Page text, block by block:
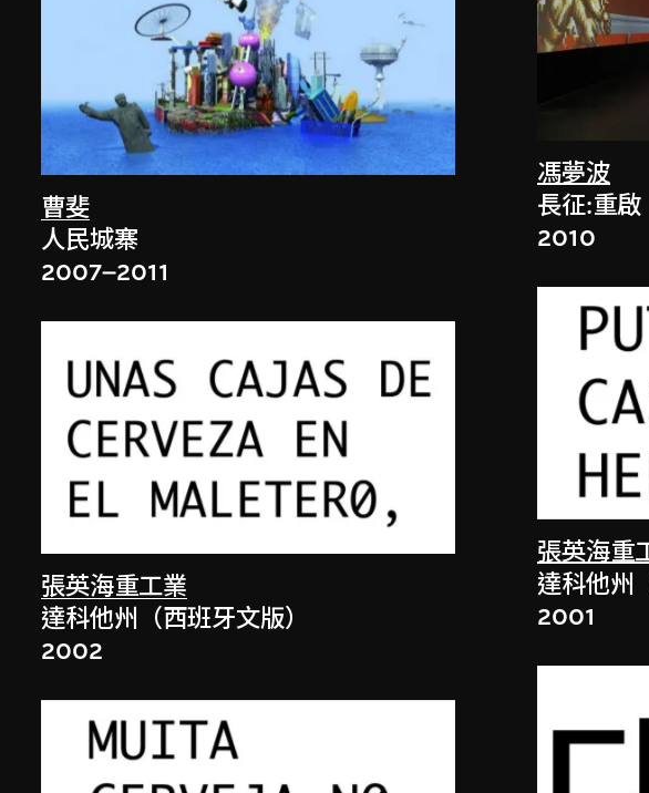
曹斐
人民城寨
2007–2011
張英海重工業
達科他州（西班牙文版）
2002
馮夢波
長征:重啟
2010
張英海重
達科他州
2001